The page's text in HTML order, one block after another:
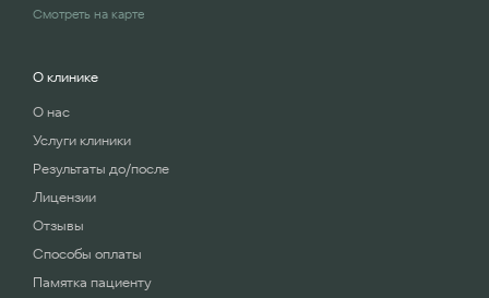
Смотреть на карте
О клинике
О нас
Услуги клиники
Результаты до/после
Лицензии
Отзывы
Способы оплаты
Памятка пациенту